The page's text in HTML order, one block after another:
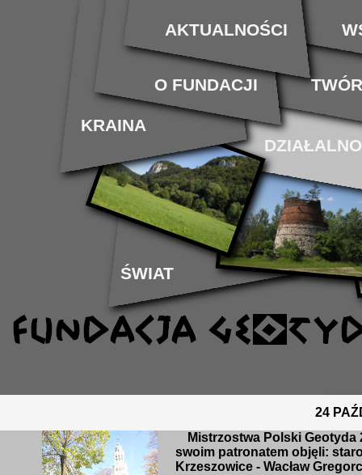
24
Mistrzostwa Polski
swoim patronatem objęli:
Krzeszowice - Wacław
ŚWIAT
KRAINA
AKTUALNOŚCI
O FUNDACJI